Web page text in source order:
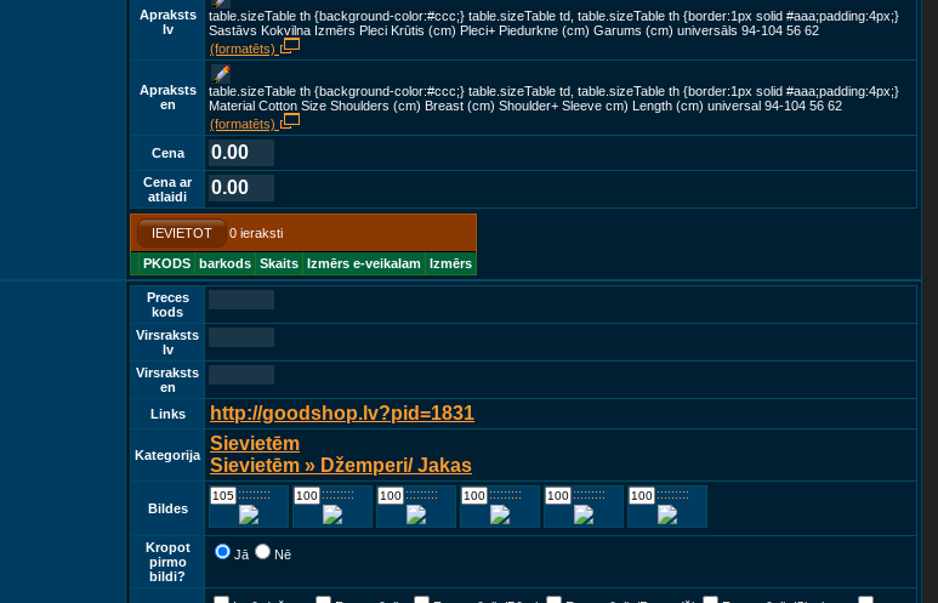
Apraksts
lv
table.sizeTable th {background-color:#ccc;} table.sizeTable td, table.sizeTable th {border:1px solid #aaa;padding:4px;}
Sastāvs Kokvilna Izmērs Pleci Krūtis (cm) Pleci+ Piedurkne (cm) Garums (cm) universāls 94-104 56 62
(formatēts)
Apraksts
en
table.sizeTable th {background-color:#ccc;} table.sizeTable td, table.sizeTable th {border:1px solid #aaa;padding:4px;}
Material Cotton Size Shoulders (cm) Breast (cm) Shoulder+ Sleeve cm) Length (cm) universal 94-104 56 62
(formatēts)
Cena
0.00
Cena ar
atlaidi
0.00
IEVIETOT 0 ieraksti
PKODS barkods Skaits Izmērs e-veikalam Izmērs
Preces
kods
Virsraksts
lv
Virsraksts
en
Links
http://goodshop.lv?pid=1831
Kategorija
Sievietēm
Sievietēm » Džemperi/ Jakas
Bildes
:::::::::::: :::::::::::: :::::::::::: :::::::::::: :::::::::::: ::::::::::::
Kropot
pirmo
bildi?
Jā Nē